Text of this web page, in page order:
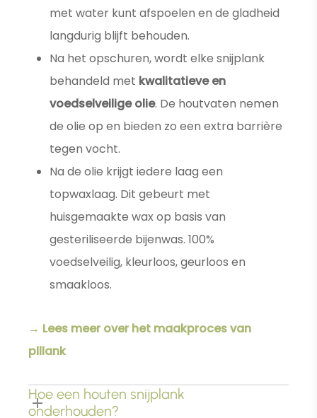
met water kunt afspoelen en de gladheid
langdurig blijft behouden.
Na het opschuren, wordt elke snijplank
behandeld met kwalitatieve en
voedselveilige olie. De houtvaten nemen
de olie op en bieden zo een extra barrière
tegen vocht.
Na de olie krijgt iedere laag een
topwaxlaag. Dit gebeurt met
huisgemaakte wax op basis van
gesteriliseerde bijenwas. 100%
voedselveilig, kleurloos, geurloos en
smaakloos.
→ Lees meer over het maakproces van
plllank
Hoe een houten snijplank
onderhouden?